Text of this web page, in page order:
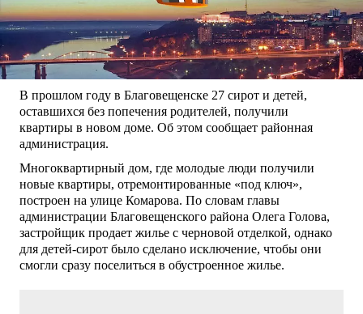
В прошлом году в Благовещенске 27 сирот и детей,
оставшихся без попечения родителей, получили
квартиры в новом доме. Об этом сообщает районная
администрация.
Многоквартирный дом, где молодые люди получили
новые квартиры, отремонтированные «под ключ»,
построен на улице Комарова. По словам главы
администрации Благовещенского района Олега Голова,
застройщик продает жилье с черновой отделкой, однако
для детей-сирот было сделано исключение, чтобы они
смогли сразу поселиться в обустроенное жилье.